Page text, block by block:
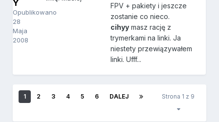
Y
Opublikowano
28
Maja
2008
FPV + pakiety i jeszcze
zostanie co nieco.
cihyy masz rację z
trymerkami na linki. Ja
niestety przewiązywałem
linki. Ufff...
1 2 3 4 5 6 DALEJ Strona 1 z 9